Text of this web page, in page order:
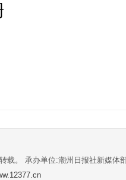
载。 承办单位:潮州日报社新媒体